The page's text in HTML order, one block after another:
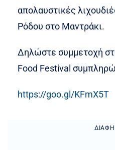
απολαυστικές
Ρόδου στο Μαντράκι.
Δηλώστε συμμετοχή
Food Festival
https://goo.gl/KFmX5T